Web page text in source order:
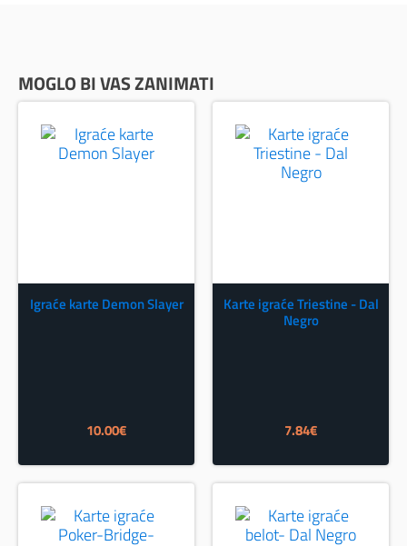
MOGLO BI VAS ZANIMATI
Igraće karte Demon Slayer
10.00€
Karte igraće Triestine - Dal
Negro
7.84€